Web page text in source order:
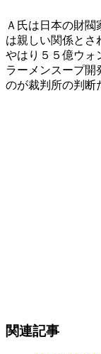
Ａ氏は日本の財
は親しい関係とさ
やはり５５億ウォ
ラーメンスープ開
のが裁判所の判断
関連記事